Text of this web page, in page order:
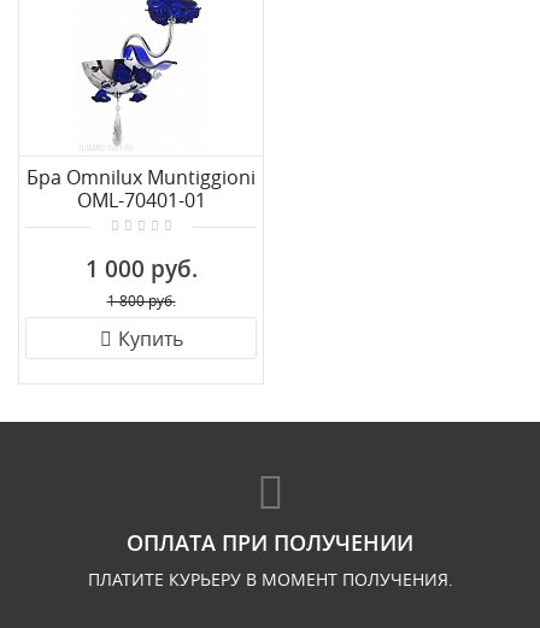
Бра Omnilux Muntiggioni
OML-70401-01
1 000 руб.
1 800 руб.
Купить
ОПЛАТА ПРИ ПОЛУЧЕНИИ
ПЛАТИТЕ КУРЬЕРУ В МОМЕНТ ПОЛУЧЕНИЯ.